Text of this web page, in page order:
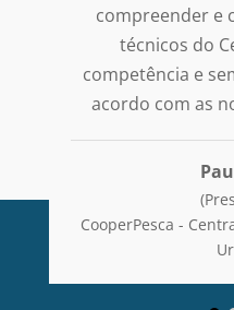
toda equipe
as melhores